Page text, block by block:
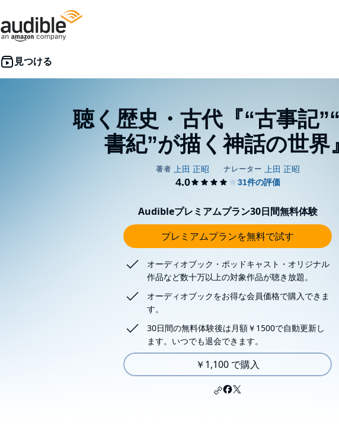
聴く歴史・古代『“古事記
書紀”が描く神話の世界』
Audibleプレミアムプラン30日間無料体験
プレミアムプランを無料で試す
オーディオブック・ポッドキャスト・オリジナル
作品など数十万以上の対象作品が聴き放題。
オーディオブックをお得な会員価格で購入できま
す。
30日間の無料体験後は月額￥1500で自動更新し
ます。いつでも退会できます。
￥1,100 で購入